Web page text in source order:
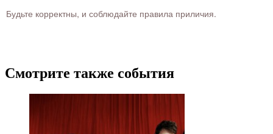
Будьте корректны, и соблюдайте правила приличия.
Смотрите также события